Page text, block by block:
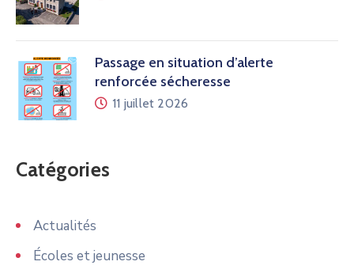
Passage en situation d’alerte
renforcée sécheresse
11 juillet 2026
Catégories
Actualités
Écoles et jeunesse